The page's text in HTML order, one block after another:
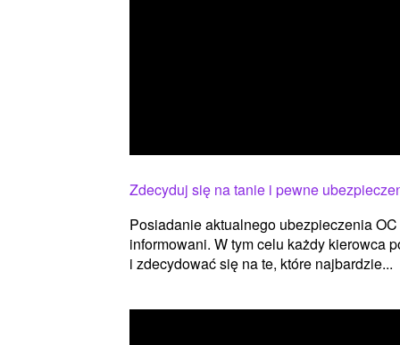
Zdecyduj się na tanie i pewne
Posiadanie aktualnego ubezpieczenia
informowani. W tym celu każdy kierowca
i zdecydować się na te, które najbardzie...